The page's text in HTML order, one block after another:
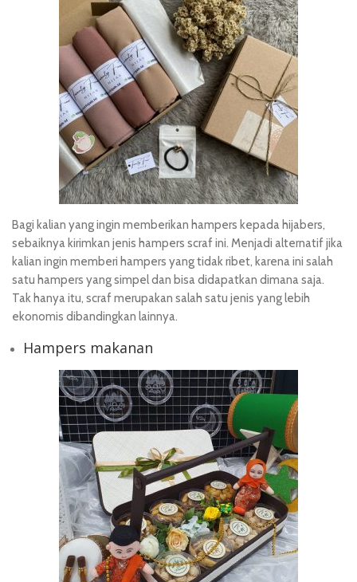
Bagi kalian yang ingin memberikan hampers kepada hijabers,
sebaiknya kirimkan jenis hampers scraf ini. Menjadi alternatif jika
kalian ingin memberi hampers yang tidak ribet, karena ini salah
satu hampers yang simpel dan bisa didapatkan dimana saja.
Tak hanya itu, scraf merupakan salah satu jenis yang lebih
ekonomis dibandingkan lainnya.
Hampers makanan